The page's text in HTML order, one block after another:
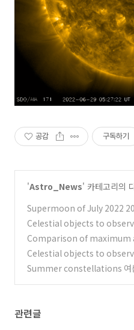
공감 구독하기
'Astro_News' 카테고리의
Supermoon of July 2022 2022년 7월 14일의
슈퍼문
(0)
Celestial objects to
022년 7월의 천체 관측 대상들
Comparison of maximum
ces between the five planets 오행성들
최대 각거리 비교
(0)
Celestial objects to
2022년 6월의 천체 관측 대상
Summer constellations 여
관련글